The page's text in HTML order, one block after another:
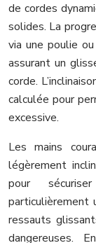
de cordes
solides. La
via une poulie
assurant un
corde.
calculée pour
excessive.
Les mains
légèrement
pour
particulièrement
ressauts
dangereuses.